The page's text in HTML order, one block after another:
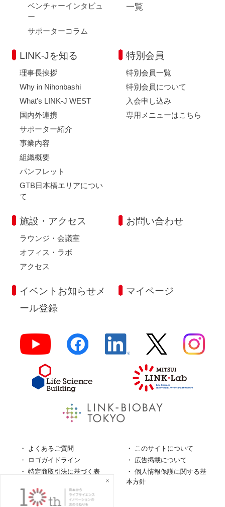
ベンチャーインタビュ
ー
サポーターコラム
一覧
LINK-Jを知る
理事長挨拶
Why in Nihonbashi
What’s LINK-J WEST
国内外連携
サポーター紹介
事業内容
組織概要
パンフレット
GTB日本橋エリアについ
て
特別会員
特別会員一覧
特別会員について
入会申し込み
専用メニューはこちら
施設・アクセス
ラウンジ・会議室
オフィス・ラボ
アクセス
お問い合わせ
イベントお知らせメ
ール登録
マイページ
よくあるご質問
このサイトについて
ロゴガイドライン
広告掲載について
特定商取引法に基づく表
個人情報保護に関する基
本方針
個人情報の取扱について